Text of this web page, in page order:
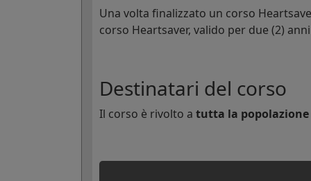
Una volta finalizzato un corso
corso Heartsaver, valido per due (2)
Destinatari del corso
Il corso è rivolto a tutta la popolazione